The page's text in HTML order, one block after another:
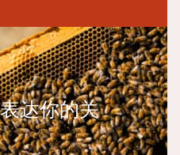
达你的关